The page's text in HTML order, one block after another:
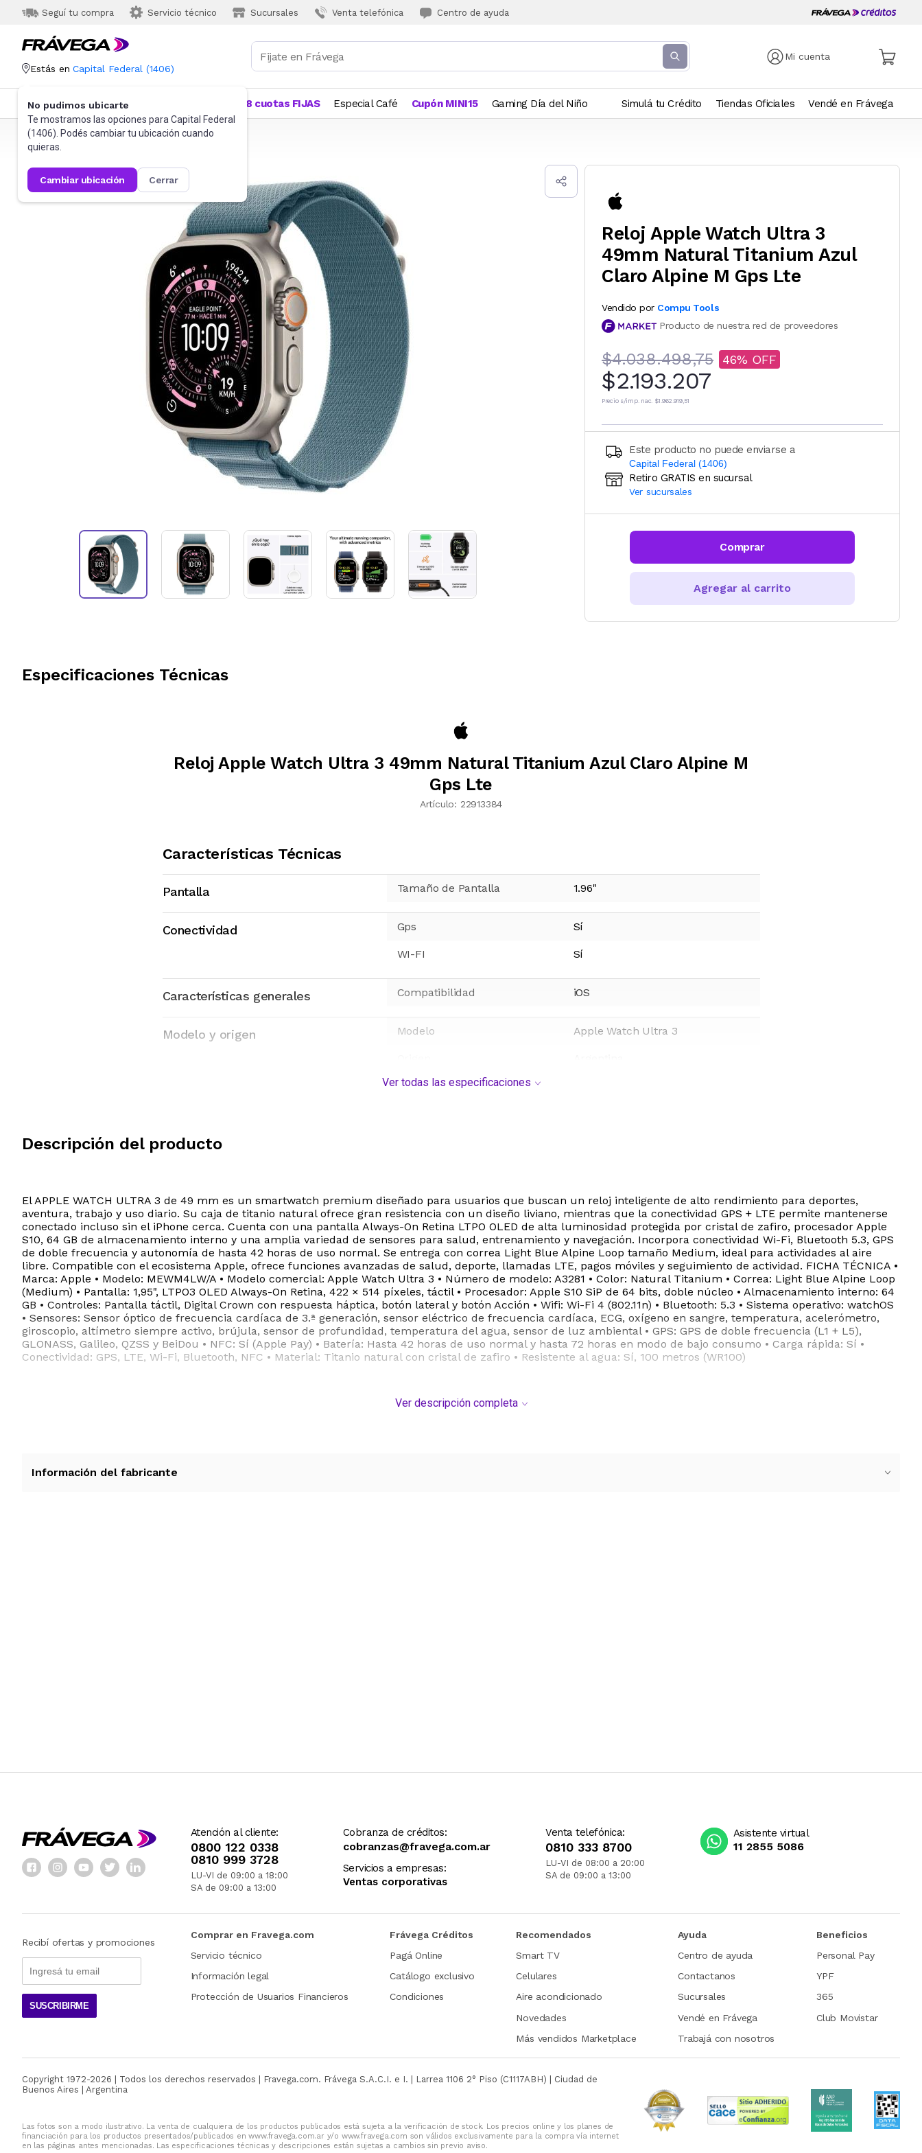
Seguí tu compra Servicio técnico Sucursales Venta telefónica Centro de ayuda
Mi cuenta
Estás en Capital Federal (1406)
No pudimos ubicarte
Te mostramos las opciones para Capital Federal
(1406). Podés cambiar tu ubicación cuando
quieras.
cambiar ubicación cerrar
Categorías Más Vendidos 18 cuotas FIJAS Especial Café Cupón MINI15 Gaming Día del Niño Simulá tu Crédito Tiendas Oficiales Vendé en Frávega
Frávega Informática Smartwatch
Reloj Apple Watch Ultra 3
49mm Natural Titanium Azul
Claro Alpine M Gps Lte
Vendido por Compu Tools
Producto de nuestra red de proveedores
$4.038.498,75 46
$2.193.207
Precio s/imp. nac. $1.962.919,51
Este producto no puede enviarse a
Capital Federal (1406)
Ingresá código postal (sólo números)
Retiro GRATIS en sucursal
Ver sucursales
Comprar
Agregar al carrito
Especificaciones Técnicas
Reloj Apple Watch Ultra 3 49mm Natural Titanium Azul Claro Alpine M
Gps Lte
Artículo: 22913384
Características Técnicas
Pantalla Tamaño de Pantalla 1.96"
Conectividad Gps Sí
WI-FI Sí
Características generales Compatibilidad iOS
Modelo y origen Modelo Apple Watch Ultra 3
Ver todas las especificaciones
Descripción del producto
El APPLE WATCH ULTRA 3 de 49 mm es un smartwatch premium diseñado para usuarios que buscan un reloj inteligente de alto rendimiento para deportes,
aventura, trabajo y uso diario. Su caja de titanio natural ofrece gran resistencia con un diseño liviano, mientras que la conectividad GPS + LTE permite mantenerse
conectado incluso sin el iPhone cerca. Cuenta con una pantalla Always-On Retina LTPO OLED de alta luminosidad protegida por cristal de zafiro, procesador Apple
S10, 64 GB de almacenamiento interno y una amplia variedad de sensores para salud, entrenamiento y navegación. Incorpora conectividad Wi-Fi, Bluetooth 5.3, GPS
de doble frecuencia y autonomía de hasta 42 horas de uso normal. Se entrega con correa Light Blue Alpine Loop tamaño Medium, ideal para actividades al aire
libre. Compatible con el ecosistema Apple, ofrece funciones avanzadas de salud, deporte, llamadas LTE, pagos móviles y seguimiento de actividad. FICHA TÉCNICA •
Marca: Apple • Modelo: MEWM4LW/A • Modelo comercial: Apple Watch Ultra 3 • Número de modelo: A3281 • Color: Natural Titanium • Correa: Light Blue Alpine Loop
(Medium) • Pantalla: 1,95", LTPO3 OLED Always-On Retina, 422 × 514 píxeles, táctil • Procesador: Apple S10 SiP de 64 bits, doble núcleo • Almacenamiento interno: 64
GB • Controles: Pantalla táctil, Digital Crown con respuesta háptica, botón lateral y botón Acción • Wifi: Wi-Fi 4 (802.11n) • Bluetooth: 5.3 • Sistema operativo: watchOS
• Sensores: Sensor óptico de frecuencia cardíaca de 3.ª generación, sensor eléctrico de frecuencia cardíaca, ECG, oxígeno en sangre, temperatura, acelerómetro,
giroscopio, altímetro siempre activo, brújula, sensor de profundidad, temperatura del agua, sensor de luz ambiental • GPS: GPS de doble frecuencia (L1 + L5),
GLONASS, Galileo, QZSS y BeiDou • NFC: Sí (Apple Pay) • Batería: Hasta 42 horas de uso normal y hasta 72 horas en modo de bajo consumo • Carga rápida: Sí •
Conectividad: GPS, LTE, Wi-Fi, Bluetooth, NFC • Material: Titanio natural con cristal de zafiro • Resistente al agua: Sí, 100 metros (WR100)
Ver descripción completa
Información del fabricante
Atención al cliente:
0800 122 0338
0810 999 3728
LU-VI de 09:00 a 18:00
SA de 09:00 a 13:00
Cobranza de créditos:
cobranzas@fravega.com.ar
Servicios a empresas:
Ventas corporativas
Venta telefónica:
0810 333 8700
LU-VI de 08:00 a 20:00
SA de 09:00 a 13:00
Asistente virtual
11 2855 5086
Recibí ofertas y promociones
SUSCRIBIRME
Comprar en Fravega.com
Servicio técnico
Información legal
Protección de Usuarios Financieros
Frávega Créditos
Pagá Online
Catálogo exclusivo
Condiciones
Recomendados
Smart TV
Celulares
Aire acondicionado
Novedades
Más vendidos Marketplace
Ayuda
Centro de ayuda
Contactanos
Sucursales
Vendé en Frávega
Trabajá con nosotros
Beneficios
Personal Pay
YPF
365
Club Movistar
Copyright 1972-2026 | Todos los derechos reservados | Fravega.com. Frávega S.A.C.I. e I. | Larrea 1106 2° Piso (C1117ABH) | Ciudad de
Buenos Aires | Argentina
Las fotos son a modo ilustrativo. La venta de cualquiera de los productos publicados está sujeta a la verificación de stock. Los precios online y los planes de
financiación para los productos presentados/publicados en www.fravega.com.ar y/o www.fravega.com son válidos exclusivamente para la compra vía internet
en las páginas antes mencionadas. Las especificaciones técnicas y descripciones están sujetas a cambios sin previo aviso.